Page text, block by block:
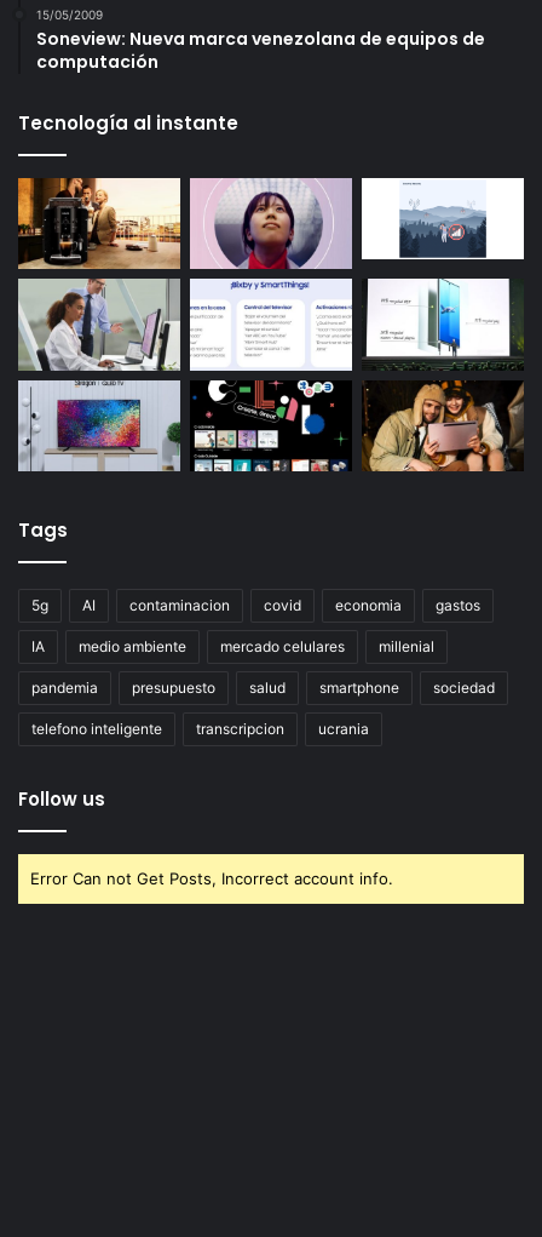
15/05/2009
Soneview: Nueva marca venezolana de equipos de
computación
Tecnología al instante
Tags
5g AI contaminacion covid economia gastos
IA medio ambiente mercado celulares millenial
pandemia presupuesto salud smartphone sociedad
telefono inteligente transcripcion ucrania
Follow us
Error Can not Get Posts, Incorrect account info.